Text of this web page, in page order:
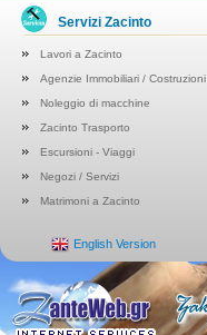
Servizi Zacinto
Lavori a Zacinto
Agenzie Immobiliari / Costruzioni
Noleggio di macchine
Zacinto Trasporto
Escursioni - Viaggi
Negozi / Servizi
Matrimoni a Zacinto
English Version